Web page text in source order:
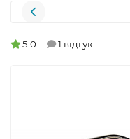
5.0 1 відгук